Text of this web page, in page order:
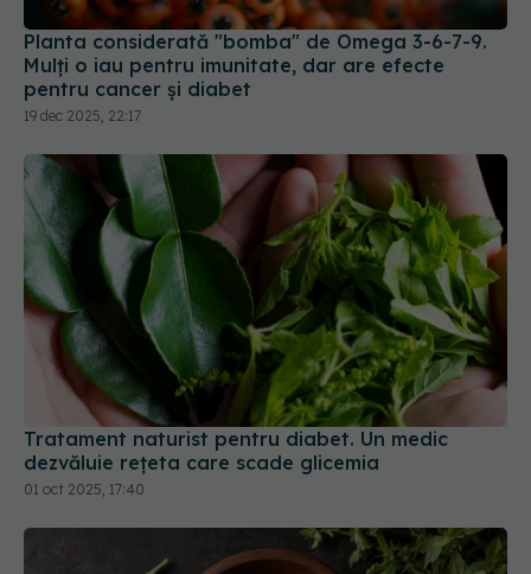
Mulți o iau pentru imunitate, dar are efecte
pentru cancer și diabet
19 dec 2025, 22:17
Tratament naturist pentru diabet. Un medic
dezvăluie rețeta care scade glicemia
01 oct 2025, 17:40